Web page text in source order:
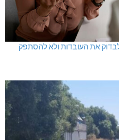
את העובדות ולא להסתפק